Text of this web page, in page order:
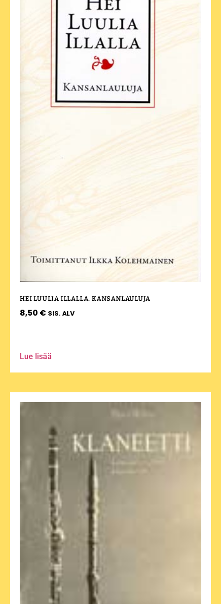
HEI LUULIA ILLALLA. KANSANLAULUJA
8,50 € SIS. ALV
Lue lisää